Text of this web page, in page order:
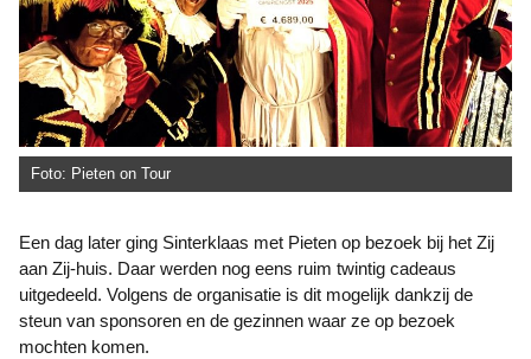
Foto: Pieten on Tour
Een dag later ging Sinterklaas met Pieten op bezoek bij het Zij
aan Zij-huis. Daar werden nog eens ruim twintig cadeaus
uitgedeeld. Volgens de organisatie is dit mogelijk dankzij de
steun van sponsoren en de gezinnen waar ze op bezoek
mochten komen.